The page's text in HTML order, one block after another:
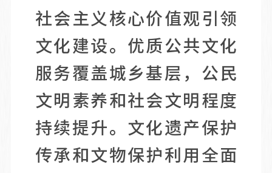
社会主义核心价值观引领
文化建设。优质公共文化
服务覆盖城乡基层，公民
文明素养和社会文明程度
持续提升。文化遗产保护
传承和文物保护利用全面